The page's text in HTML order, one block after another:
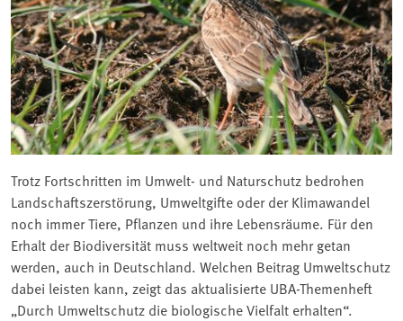
Trotz Fortschritten im Umwelt- und Naturschutz bedrohen
Landschaftszerstörung, Umweltgifte oder der Klimawandel
noch immer Tiere, Pflanzen und ihre Lebensräume. Für den
Erhalt der Biodiversität muss weltweit noch mehr getan
werden, auch in Deutschland. Welchen Beitrag Umweltschutz
dabei leisten kann, zeigt das aktualisierte UBA-Themenheft
„Durch Umweltschutz die biologische Vielfalt erhalten“.